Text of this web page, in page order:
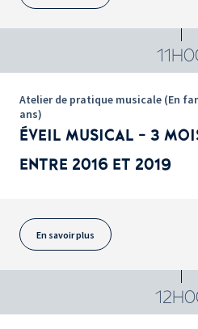
Atelier de pratique musicale (En
ans)
ÉVEIL MUSICAL - 3
ENTRE 2016 ET 2019
En savoir plus